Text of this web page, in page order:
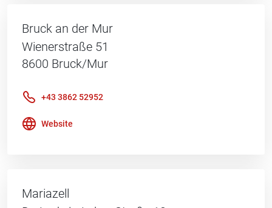
Bruck an der Mur
Wienerstraße 51
8600 Bruck/Mur
+43 3862 52952
Website
Mariazell